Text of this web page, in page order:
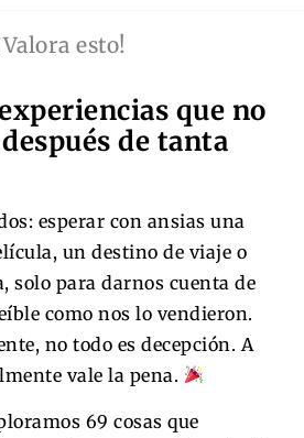
esto!
que no
de tanta
esperar con ansias una
un destino de viaje o
solo para darnos cuenta de
como nos lo vendieron.
no todo es decepción. A
vale la pena.
69 cosas que